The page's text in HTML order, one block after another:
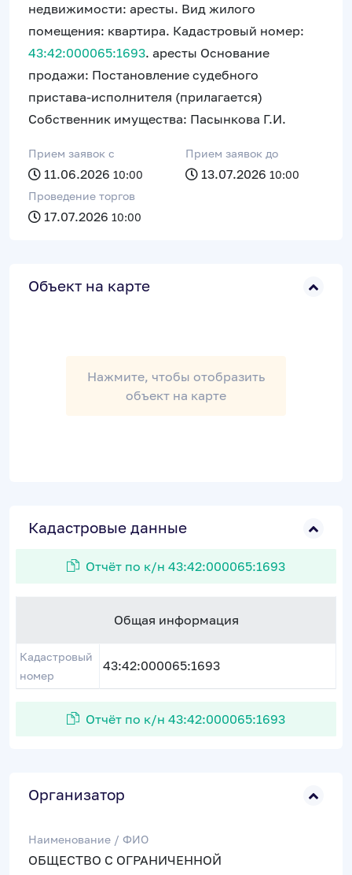
недвижимости: аресты. Вид жилого
помещения: квартира. Кадастровый номер:
43:42:000065:1693. аресты Основание
продажи: Постановление судебного
пристава-исполнителя (прилагается)
Собственник имущества: Пасынкова Г.И.
Прием заявок c
11.06.2026 10:00
Прием заявок до
13.07.2026 10:00
Проведение торгов
17.07.2026 10:00
Объект на карте
Нажмите, чтобы отобразить
объект на карте
Кадастровые данные
Отчёт по к/н 43:42:000065:1693
Общая информация
Кадастровый
номер
43:42:000065:1693
Отчёт по к/н 43:42:000065:1693
Организатор
Наименование / ФИО
ОБЩЕСТВО С ОГРАНИЧЕННОЙ